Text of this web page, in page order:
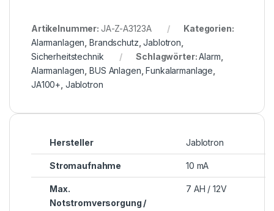
Artikelnummer: JA-Z-A3123A
Kategorien:
Alarmanlagen,Brandschutz,Jablotron,
Sicherheitstechnik
Schlagwörter:Alarm,
Alarmanlagen,BUS Anlagen,Funkalarmanlage,
JA100+, Jablotron
Hersteller Jablotron
Stromaufnahme 10 mA
Max.
Notstromversorgung /
7 AH / 12V